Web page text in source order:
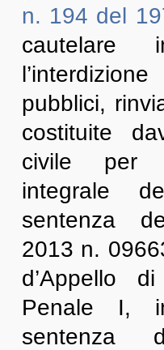
n. 194 del
pubblici,
costituite
civile per
integrale
sentenza
2013 n.
d’Appello
Penale I,
sentenza